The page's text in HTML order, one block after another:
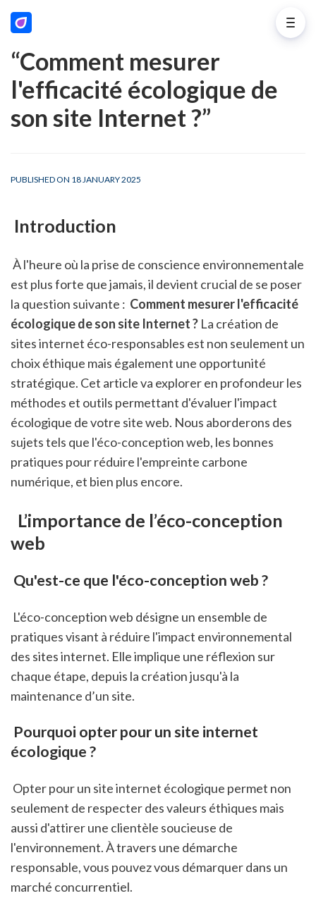
“Comment mesurer
l'efficacité écologique de
son site Internet ?”
PUBLISHED ON 18 JANUARY 2025
Introduction
est plus forte que jamais, il devient crucial de se poser
la question suivante : Comment mesurer l'efficacité
écologique de son site Internet ? La création de
sites internet éco-responsables est non seulement un
choix éthique mais également une opportunité
stratégique. Cet article va explorer en profondeur les
méthodes et outils permettant d'évaluer l'impact
écologique de votre site web. Nous aborderons des
sujets tels que l'éco-conception web, les bonnes
pratiques pour réduire l'empreinte carbone
numérique, et bien plus encore.
L’importance de l’éco-conception
web
Qu'est-ce que l'éco-conception web ?
pratiques visant à réduire l'impact environnemental
des sites internet. Elle implique une réflexion sur
chaque étape, depuis la création jusqu'à la
maintenance d’un site.
écologique ?
seulement de respecter des valeurs éthiques mais
aussi d'attirer une clientèle soucieuse de
l'environnement. À travers une démarche
responsable, vous pouvez vous démarquer dans un
marché concurrentiel.